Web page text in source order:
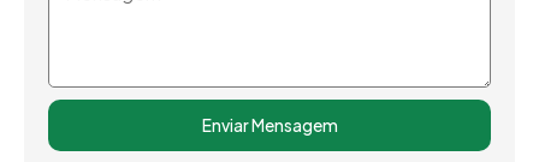
Enviar Mensagem